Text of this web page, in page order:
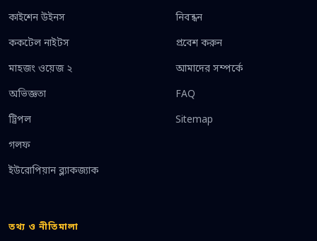
কাইশেন উইনস
ককটেল নাইটস
মাহজং ওয়েজ ২
অভিজ্ঞতা
ট্রিপল
গলফ
ইউরোপিয়ান ব্ল্যাকজ্যাক
নিবন্ধন
প্রবেশ করুন
আমাদের সম্পর্কে
FAQ
Sitemap
তথ্য ও নীতিমালা